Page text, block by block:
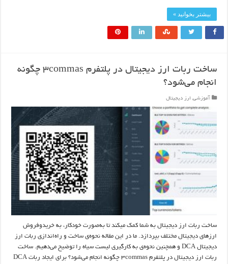
بیشتر بخوانید »
ساخت ربات ارز دیجیتال در پلتفرم ۳commas چگونه
انجام می‌شود؟
آموزشی, ارز دیجیتال
ساخت ربات ارز دیجیتال به شما کمک میکند تا به‌صورت خودکار، به خریدوفروش
ارزهای دیجیتال مختلف بپردازد. ما در این مقاله نحوه‌ی ساخت و راه‌اندازی ربات ارز
دیجیتال DCA و همچنین نحوه‌ی به کارگیری لیست سیاه را توضیح می‌دهیم. ساخت
ربات ارز دیجیتال در پلتفرم ۳commas چگونه انجام می‌شود؟ برای ایجاد ربات DCA